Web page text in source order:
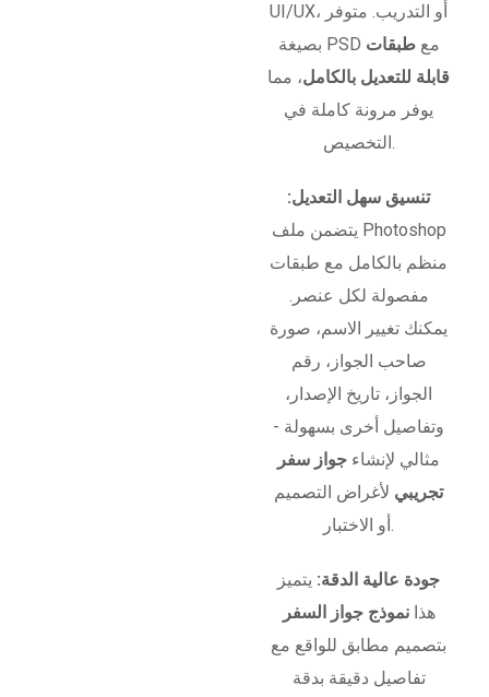
UI/UX، أو التدريب. متوفر
بصيغة PSD معطبقات
قابلة للتعديل بالكامل، مما
يوفر مرونة كاملة في
التخصيص.
تنسيق سهل التعديل:
يتضمن ملف Photoshop
منظم بالكامل مع طبقات
مفصولة لكل عنصر.
يمكنك تغيير الاسم، صورة
صاحب الجواز، رقم
الجواز، تاريخ الإصدار،
وتفاصيل أخرى بسهولة -
مثالي لإنشاء جواز سفر
تجريبي لأغراض التصميم
أو الاختبار.
جودة عالية الدقة: يتميز
هذانموذج جواز السفر
بتصميم مطابق للواقع مع
تفاصيل دقيقة بدقة